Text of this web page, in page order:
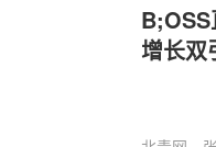
增长双